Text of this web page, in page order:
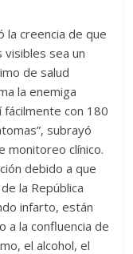
la creencia de que
sea un
de salud
la enemiga
fácilmente con 180
subrayó
monitoreo clínico.
debido a que
la República
infarto, están
a la confluencia de
el alcohol, el